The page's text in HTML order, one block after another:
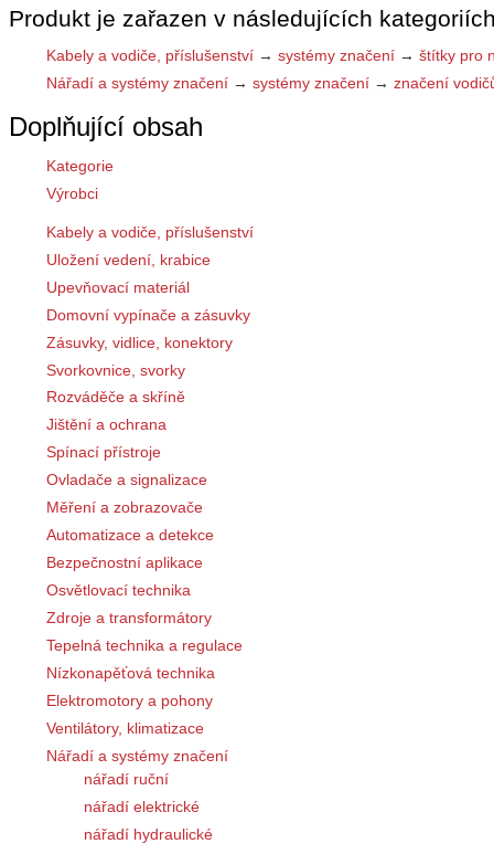
Produkt je zařazen v následujících
Kabely a vodiče, příslušenství → systémy značení → štítky pro
Nářadí a systémy značení → systémy značení → značení
Doplňující obsah
Kategorie
Výrobci
Kabely a vodiče, příslušenství
Uložení vedení, krabice
Upevňovací materiál
Domovní vypínače a zásuvky
Zásuvky, vidlice, konektory
Svorkovnice, svorky
Rozváděče a skříně
Jištění a ochrana
Spínací přístroje
Ovladače a signalizace
Měření a zobrazovače
Automatizace a detekce
Bezpečnostní aplikace
Osvětlovací technika
Zdroje a transformátory
Tepelná technika a regulace
Nízkonapěťová technika
Elektromotory a pohony
Ventilátory, klimatizace
Nářadí a systémy značení
nářadí ruční
nářadí elektrické
nářadí hydraulické